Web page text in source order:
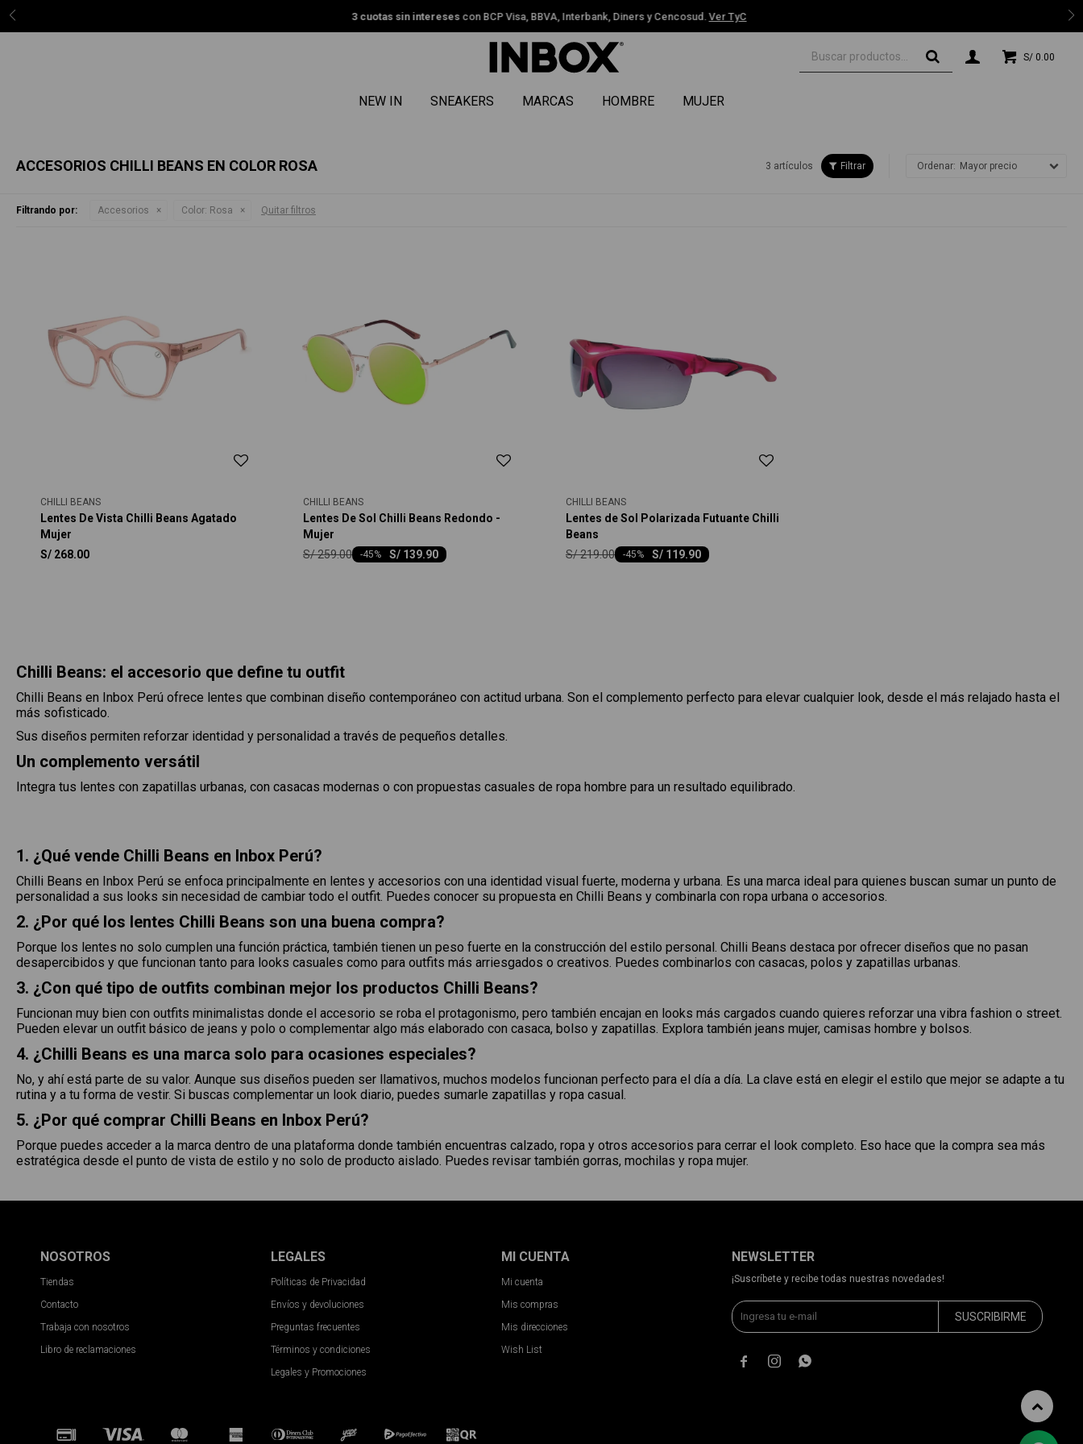
3 cuotas sin interesescon BCP Visa, BBVA, Interbank, Diners y Cencosud.Ver TyC
NEW IN SNEAKERS MARCAS HOMBRE MUJER
S/ 0.00
ACCESORIOS CHILLI BEANS EN COLOR ROSA 3 artículos Mayor precio
Filtrando por: Accesorios Color: Rosa Quitar filtros
CHILLI BEANS
Lentes De Vista Chilli Beans Agatado
Mujer
S/ 268.00
CHILLI BEANS
Lentes De Sol Chilli Beans Redondo -
Mujer
S/ 139.90
-45
S/259.00
CHILLI BEANS
Lentes de Sol Polarizada Futuante Chilli
Beans
S/ 119.90
-45
S/219.00
Chilli Beans: el accesorio que define tu outfit
Chilli Beans en Inbox Perú ofrece lentes que combinan diseño contemporáneo con actitud urbana. Son el complemento perfecto para elevar cualquier look, desde el más relajado hasta el
más sofisticado.
Sus diseños permiten reforzar identidad y personalidad a través de pequeños detalles.
Un complemento versátil
Integra tus lentes con zapatillas urbanas, con casacas modernas o con propuestas casuales de ropa hombre para un resultado equilibrado.
1. ¿Qué vende Chilli Beans en Inbox Perú?
Chilli Beans en Inbox Perú se enfoca principalmente en lentes y accesorios con una identidad visual fuerte, moderna y urbana. Es una marca ideal para quienes buscan sumar un punto de
personalidad a sus looks sin necesidad de cambiar todo el outfit. Puedes conocer su propuesta en Chilli Beans y combinarla con ropa urbana o accesorios.
2. ¿Por qué los lentes Chilli Beans son una buena compra?
Porque los lentes no solo cumplen una función práctica, también tienen un peso fuerte en la construcción del estilo personal. Chilli Beans destaca por ofrecer diseños que no pasan
desapercibidos y que funcionan tanto para looks casuales como para outfits más arriesgados o creativos. Puedes combinarlos con casacas, polos y zapatillas urbanas.
3. ¿Con qué tipo de outfits combinan mejor los productos Chilli Beans?
Funcionan muy bien con outfits minimalistas donde el accesorio se roba el protagonismo, pero también encajan en looks más cargados cuando quieres reforzar una vibra fashion o street.
Pueden elevar un outfit básico de jeans y polo o complementar algo más elaborado con casaca, bolso y zapatillas. Explora también jeans mujer, camisas hombre y bolsos.
4. ¿Chilli Beans es una marca solo para ocasiones especiales?
No, y ahí está parte de su valor. Aunque sus diseños pueden ser llamativos, muchos modelos funcionan perfecto para el día a día. La clave está en elegir el estilo que mejor se adapte a tu
rutina y a tu forma de vestir. Si buscas complementar un look diario, puedes sumarle zapatillas y ropa casual.
5. ¿Por qué comprar Chilli Beans en Inbox Perú?
Porque puedes acceder a la marca dentro de una plataforma donde también encuentras calzado, ropa y otros accesorios para cerrar el look completo. Eso hace que la compra sea más
estratégica desde el punto de vista de estilo y no solo de producto aislado. Puedes revisar también gorras, mochilas y ropa mujer.
NOSOTROS
Tiendas
Contacto
Trabaja con nosotros
Libro de reclamaciones
LEGALES
Políticas de Privacidad
Envíos y devoluciones
Preguntas frecuentes
Términos y condiciones
Legales y Promociones
MI CUENTA
Mi cuenta
Mis compras
Mis direcciones
Wish List
NEWSLETTER
¡Suscríbete y recibe todas nuestras novedades!
SUSCRIBIRME
  